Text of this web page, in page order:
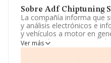
Sobre Adf Chiptuning
La compañía informa que
y análisis electrónicos e
y vehículos a motor en
registrada como Sociedad
actividad CNAE como
Ver más